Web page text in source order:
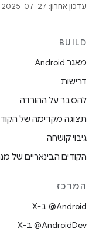
עדכון אחרון: 2025-07-27 (שעון UTC).
BUILD
מאגר Android
דרישות
להסבר על ההורדה
תצוגה מקדימה של
גיבוי קושחה
הקודים הבינאריים של
המרכז
‫‎@Android ב-X
‫‎@AndroidDev ב-X